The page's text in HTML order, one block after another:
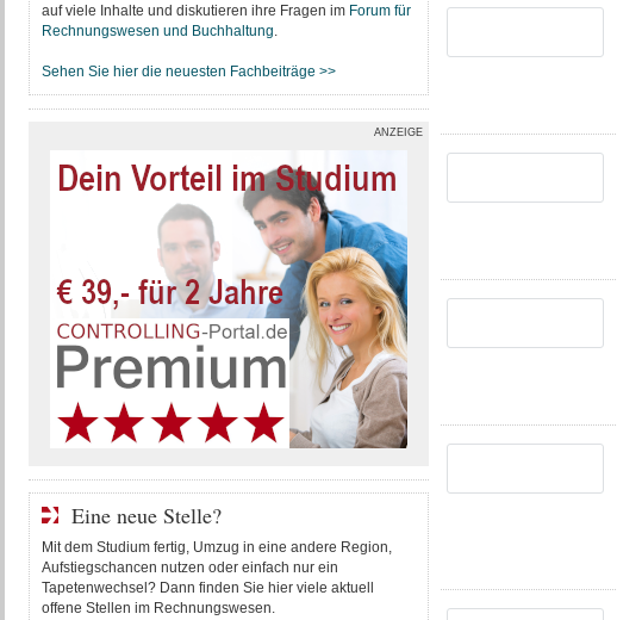
auf viele Inhalte und diskutieren ihre Fragen im Forum für
Rechnungswesen und Buchhaltung.
Sehen Sie hier die neuesten Fachbeiträge >>
ANZEIGE
Eine neue Stelle?
Mit dem Studium fertig, Umzug in eine andere Region,
Aufstiegschancen nutzen oder einfach nur ein
Tapetenwechsel? Dann finden Sie hier viele aktuell
offene Stellen im Rechnungswesen.